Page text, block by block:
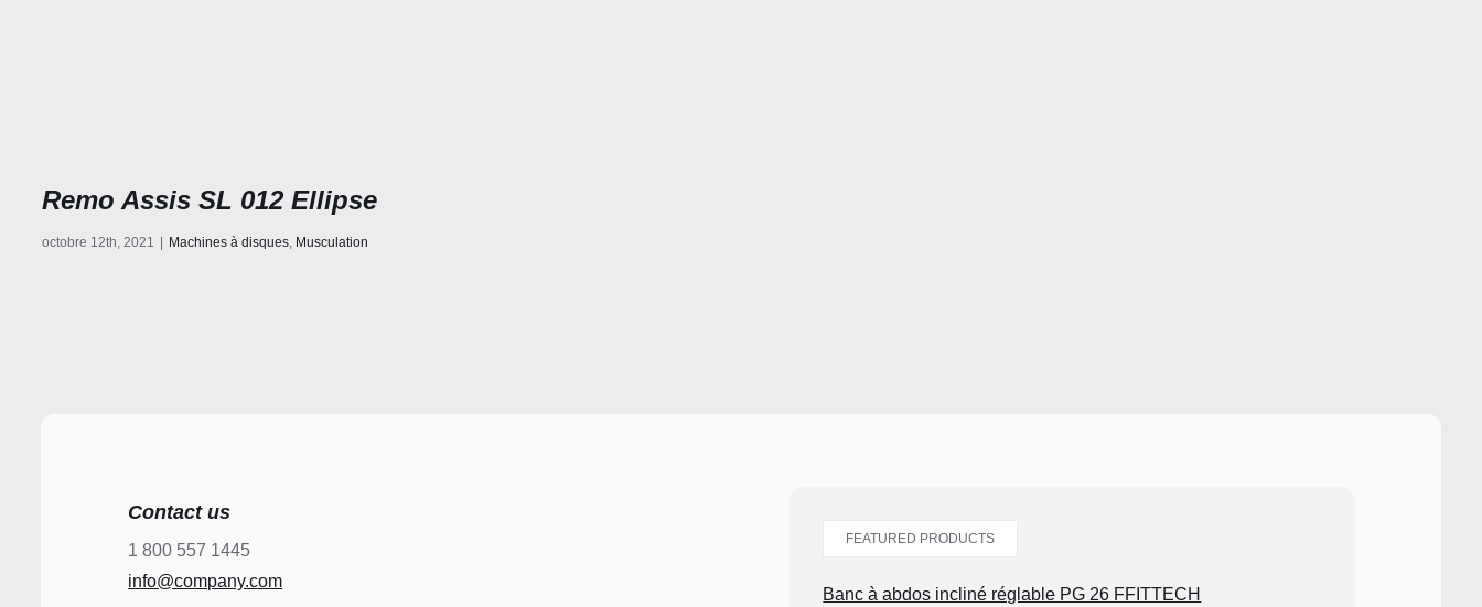
Remo Assis SL 012 Ellipse
octobre 12th, 2021 Machines à disques, Musculation
Contact us
1 800 557 1445
info@company.com
FEATURED PRODUCTS
Banc à abdos incliné réglable PG 26 FFITTECH